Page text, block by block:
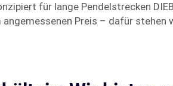
für lange Pendelstrecken
Preis – dafür stehen